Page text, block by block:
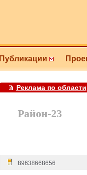
Публикации
Реклама по области
Район-23
89638668656